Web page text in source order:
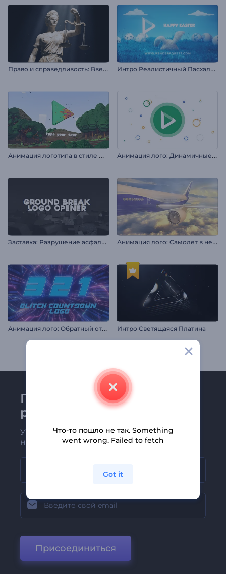
П
раво и справедливость: Введение И
нтро Реалистичный Пасхальный Кролик
А
нимация логотипа в стиле Майнкрафт А
нимация лого: Динамичные фигуры
З
аставка: Разрушение асфальта А
нимация лого: Самолет в небе
А
нимация лого: Обратный отсчет в стиле глитч Интро Светящаяся Платина
Присоединяйтесь к
рассылке Renderforest
Узнавайте о последних новостях и
новых предложениях первыми
Присоединиться
Что-то пошло не так. Something
went wrong. Failed to fetch
Got it